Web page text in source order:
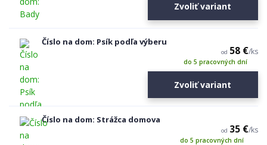
Zvoliť variant
Číslo na dom: Psík podľa výberu
od 58 €/ks
do 5 pracovných dní
Zvoliť variant
Číslo na dom: Strážca domova
od 35 €/ks
do 5 pracovných dní